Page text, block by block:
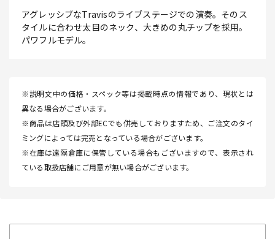
アグレッシブなTravisのライブステージでの演奏。そのス
タイルに合わせ太目のネック、大きめの丸チップを採用。
パワフルモデル。
※説明文中の価格・スペック等は掲載時点の情報であり、現状とは
異なる場合がございます。
※商品は店頭及び外部ECでも併売しておりますため、ご注文のタイ
ミングによっては完売となっている場合がございます。
※在庫は遠隔倉庫に保管している場合もございますので、表示され
ている取扱店舗にご用意が無い場合がございます。